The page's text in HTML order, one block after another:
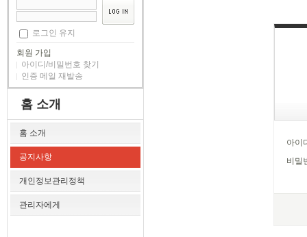
로그인 유지
회원 가입
아이디/비밀번호 찾기
인증 메일 재발송
홈 소개
홈 소개
공지사항
개인정보관리정책
관리자에게
아이
비밀